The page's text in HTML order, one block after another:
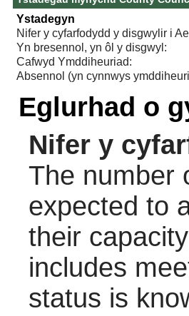
Ystadegyn
Nifer y cyfarfodydd y disgwylir i
Yn bresennol, yn ôl y disgwyl:
Cafwyd Ymddiheuriad:
Absennol (yn cynnwys
Eglurhad o
Nifer y
The number
expected to
their
includes
status is